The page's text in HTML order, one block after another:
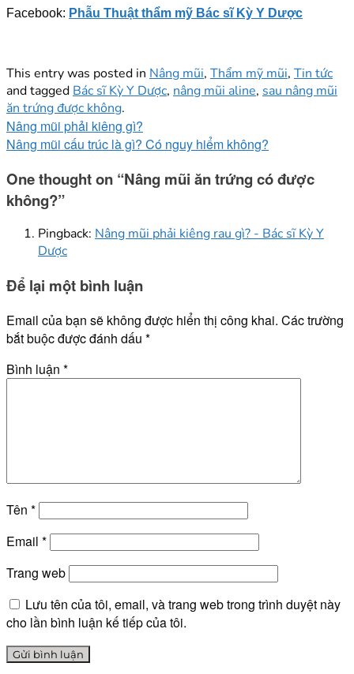
Facebook: Phẫu Thuật thẩm mỹ Bác sĩ Kỳ Y Dược
This entry was posted in Nâng mũi, Thẩm mỹ mũi, Tin tức
and tagged Bác sĩ Kỳ Y Dược, nâng mũi aline, sau nâng mũi
ăn trứng được không.
Nâng mũi phải kiêng gì?
Nâng mũi cấu trúc là gì? Có nguy hiểm không?
One thought on “Nâng mũi ăn trứng có được
không?”
Pingback: Nâng mũi phải kiêng rau gì? - Bác sĩ Kỳ Y
Dược
Để lại một bình luận
Email của bạn sẽ không được hiển thị công khai. Các trường
bắt buộc được đánh dấu *
Bình luận *
Tên *
Email *
Trang web
Lưu tên của tôi, email, và trang web trong trình duyệt này
cho lần bình luận kế tiếp của tôi.